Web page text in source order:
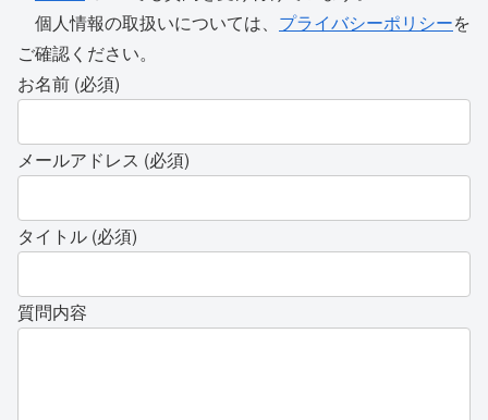
個人情報の取扱いについては、 プライバシーポリシーを
ご確認ください。
お名前 (必須)
メールアドレス (必須)
タイトル (必須)
質問内容